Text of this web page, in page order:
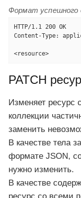
Формат
HTTP/1.1 200 OK
Content-Type:
<resource>
PATCH
Изменяет ресурс
коллекции
заменить
В качестве тела
формате JSON,
нужно изменить.
В качестве